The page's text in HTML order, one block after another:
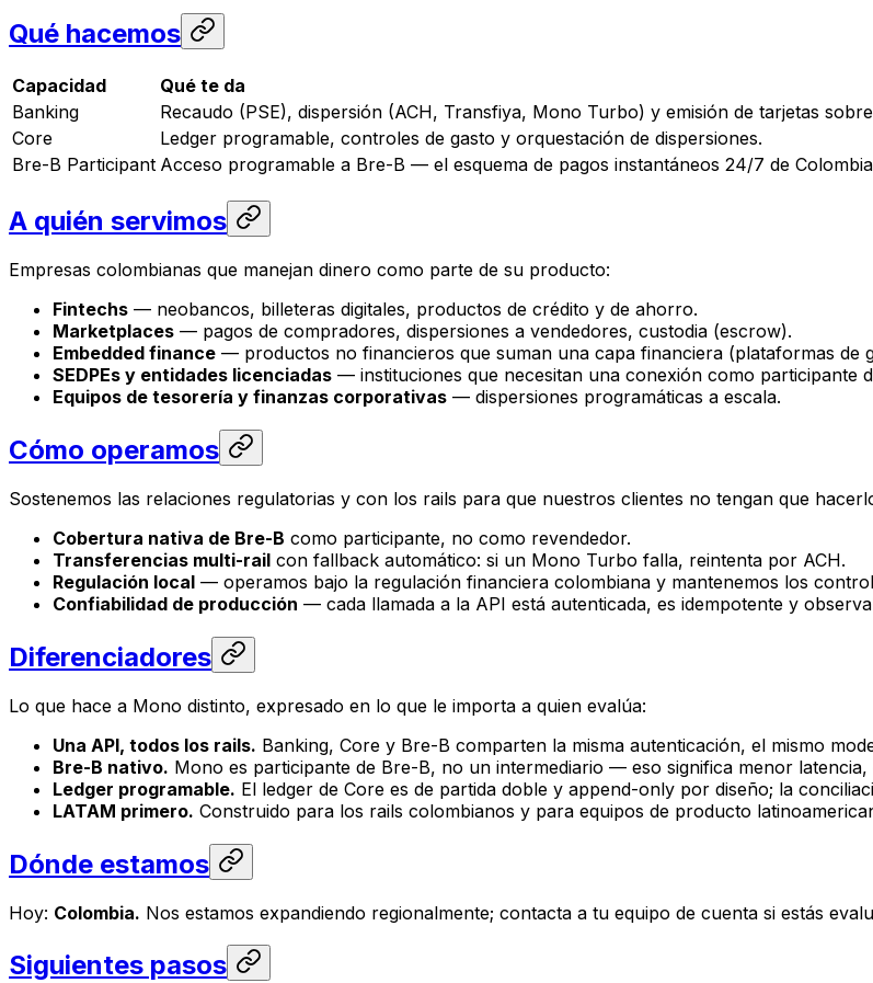
Qué hacemos
Capacidad
Qué te da
Banking
Recaudo (PSE), dispersión (ACH, Transfiya, Mono Turbo) y emisión de tarjetas
Core
Ledger programable, controles de gasto y orquestación de dispersiones.
Bre-B Participant Acceso programable a Bre-B — el esquema de pagos instantáneos 24/7 de
A quién servimos
Empresas colombianas que manejan dinero como parte de su producto:
Fintechs — neobancos, billeteras digitales, productos de crédito y de ahorro.
Marketplaces — pagos de compradores, dispersiones a vendedores, custodia (escrow).
Embedded finance — productos no financieros que suman una capa financiera (plataformas de
SEDPEs y entidades licenciadas — instituciones que necesitan una conexión como participante
Equipos de tesorería y finanzas corporativas — dispersiones programáticas a escala.
Cómo operamos
Sostenemos las relaciones regulatorias y con los rails para que nuestros clientes no tengan que
Cobertura nativa de Bre-B como participante, no como revendedor.
Transferencias multi-rail con fallback automático: si un Mono Turbo falla, reintenta por ACH.
Regulación local — operamos bajo la regulación financiera colombiana y mantenemos los
Confiabilidad de producción — cada llamada a la API está autenticada, es idempotente y
Diferenciadores
Lo que hace a Mono distinto, expresado en lo que le importa a quien evalúa:
Una API, todos los rails. Banking, Core y Bre-B comparten la misma autenticación, el mismo
Bre-B nativo. Mono es participante de Bre-B, no un intermediario — eso significa menor
Ledger programable. El ledger de Core es de partida doble y append-only por diseño; la
LATAM primero. Construido para los rails colombianos y para equipos de producto
Dónde estamos
Hoy: Colombia. Nos estamos expandiendo regionalmente; contacta a tu equipo de cuenta si estás
Siguientes pasos